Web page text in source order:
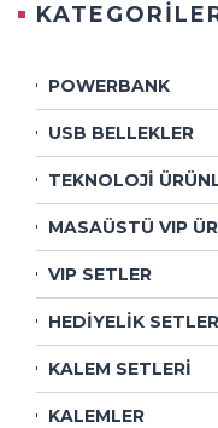
POWERBANK
USB BELLEKLER
TEKNOLOJİ
MASAÜSTÜ VIP
VIP SETLER
HEDİYELİK SETLER
KALEM SETLERİ
KALEMLER